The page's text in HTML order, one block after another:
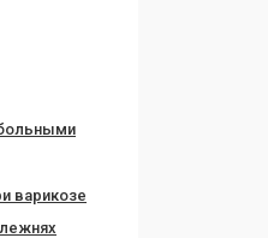
варикозе